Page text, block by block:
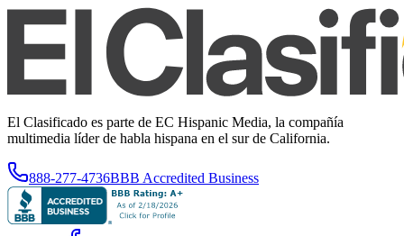
El Clasificado es parte de EC Hispanic Media, la compañía
multimedia líder de habla hispana en el sur de California.
888-277-4736BBB Accredited Business